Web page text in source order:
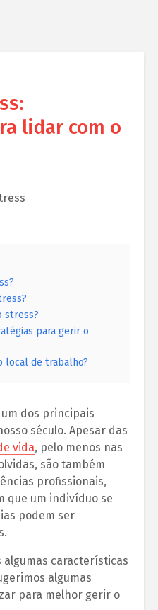
lidar com o
stress?
para gerir o
local de trabalho?
dos principais
século. Apesar das
vida, pelo menos nas
são também
profissionais,
que um indivíduo se
podem ser
algumas características
algumas
para melhor gerir o